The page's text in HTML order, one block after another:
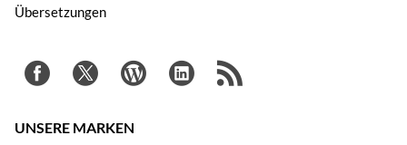
Übersetzungen
UNSERE MARKEN